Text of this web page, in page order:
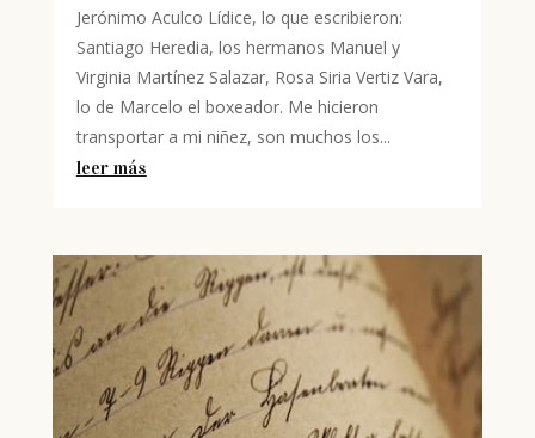
Jerónimo Aculco Lídice, lo que escribieron:
Santiago Heredia, los hermanos Manuel y
Virginia Martínez Salazar, Rosa Siria Vertiz Vara,
lo de Marcelo el boxeador. Me hicieron
transportar a mi niñez, son muchos los...
leer más